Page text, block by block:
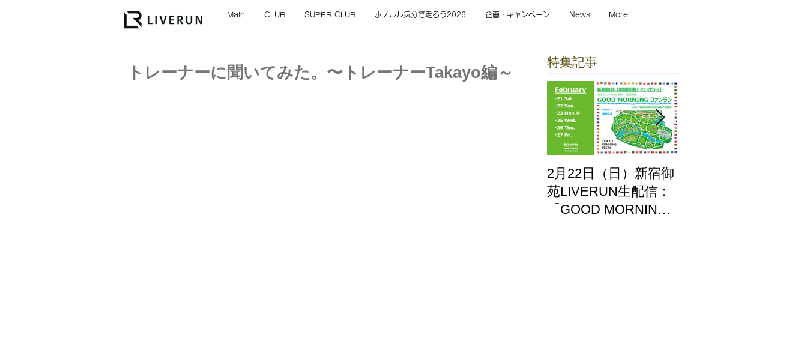
Main CLUB SUPER CLUB ホノルル気分で走ろう2026 企画・キャンペーン News More
トレーナーに聞いてみた。〜トレーナーTakayo編～
特集記事
2月22日（日）新宿御
苑LIVERUN生配信：
「GOOD MORNING